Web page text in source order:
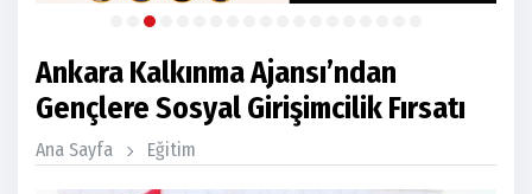
Ankara Kalkınma Ajansı’ndan
Gençlere Sosyal Girişimcilik Fırsatı
Ana Sayfa Eğitim